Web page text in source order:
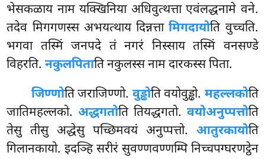
भेसकळाय नाम यक्खिनिया अधिवुत्थत्ता एवंलद्धनामे वने.
तदेव मिगगणस्स अभयत्थाय दिन्नत्तामिगदायोति वुच्चति.
भगवा तस्मिं जनपदे तं नगरं निस्साय तस्मिं वनसण्डे
विहरति.नकुलपिताति नकुलस्स नाम दारकस्स पिता.
जिण्णोति जराजिण्णो. वुड्ढोति वयोवुड्ढो. महल्लकोति
जातिमहल्लको.अद्धगतोति तियद्धगतो. वयोअनुप्पत्तोति
तेसु तीसु अद्धेसु पच्छिमवयं अनुप्पत्तो. आतुरकायोति
गिलानकायो. इदञ्हि सरीरं सुवण्णवण्णम्पि निच्चपग्घरणट्ठेन